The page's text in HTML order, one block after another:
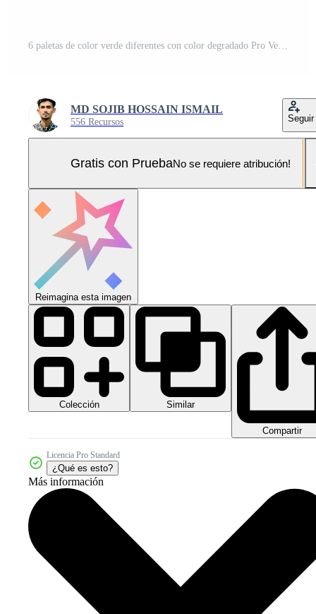
6 paletas de color verde diferentes con color degradado Pro Vector y Pro SVG
MD SOJIB HOSSAIN ISMAIL
556 Recursos Seguir
Gratis con PruebaNo se requiere atribución!
Reimagina esta imagen
Colección Similar
Compartir
Licencia Pro Standard
¿Qué es esto?
Más información